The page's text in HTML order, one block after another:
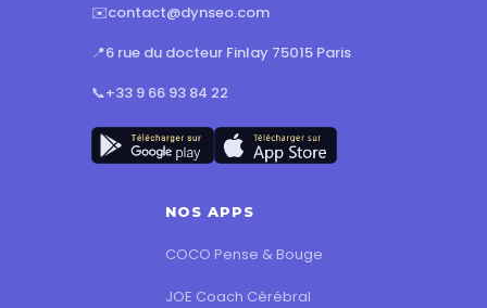
✉️contact@dynseo.com
📍6 rue du docteur Finlay 75015 Paris
📞+33 9 66 93 84 22
NOS APPS
COCO Pense & Bouge
JOE Coach Cérébral